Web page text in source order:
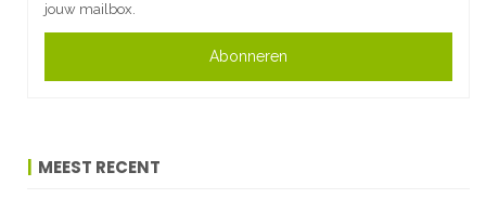
jouw mailbox.
Abonneren
MEEST RECENT